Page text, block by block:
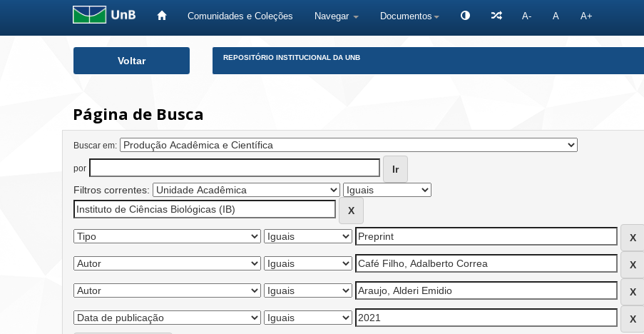
Comunidades e Coleções Navegar Documentos A- A A+
Voltar REPOSITÓRIO INSTITUCIONAL DA UNB
Página de Busca
Buscar em:
por
Filtros correntes: